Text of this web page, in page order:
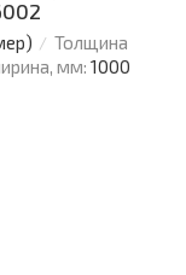
Толщина
мм: 1000